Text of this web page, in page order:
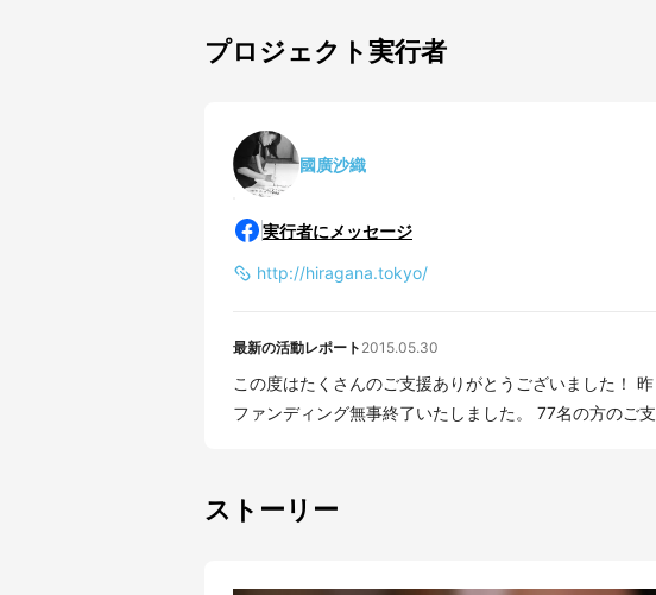
プロジェクト実行者
國廣沙織
実行者にメッセージ
http://hiragana.tokyo/
最新の活動レポート 2015.05.30
この度はたくさんのご支援ありがとうございました！
ファンディング無事終了いたしました。 77名の方のご
ストーリー